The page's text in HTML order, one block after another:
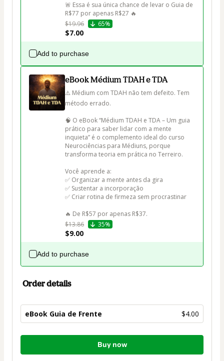
🚨 Essa é sua única chance de levar o Guia de
R$77 por apenas R$27 🔥
$19.96
65%
$7.00
Add to purchase
eBook Médium TDAH e TDA
⚠️ Médium com TDAH não tem defeito. Tem
método errado.
🧠 O eBook “Médium TDAH e TDA – Um guia
prático para saber lidar com a mente
inquieta” é o complemento ideal do curso
Neurociências para Médiuns, porque
transforma teoria em prática no Terreiro.
Você aprende a:
✅ Organizar a mente antes da gira
✅ Sustentar a incorporação
✅ Criar rotina de firmeza sem procrastinar
🔥 De R$57 por apenas R$37.
$13.86
35%
$9.00
Add to purchase
Order details
eBook Guia de Frente $4.00
Total
Buy now